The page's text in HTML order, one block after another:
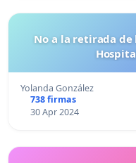
No a la retirada
Yolanda González
738 firmas
30 Apr 2024